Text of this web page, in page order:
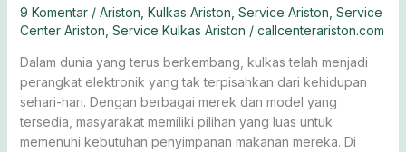
9 Komentar / Ariston Kulkas Ariston Service Ariston Service
Center Ariston Service Kulkas Ariston / callcenterariston.com
Dalam dunia yang terus berkembang, kulkas telah menjadi
perangkat elektronik yang tak terpisahkan dari kehidupan
sehari-hari. Dengan berbagai merek dan model yang
tersedia, masyarakat memiliki pilihan yang luas untuk
memenuhi kebutuhan penyimpanan makanan mereka. Di
Ariston